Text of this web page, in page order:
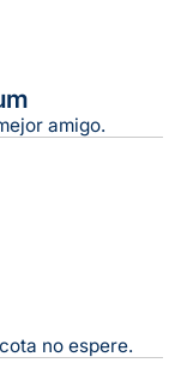
amigo.
no espere.